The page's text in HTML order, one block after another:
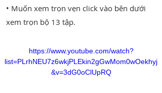
• Muốn xem trọn vẹn click vào bên dưới
xem trọn bộ 13 tập.
https://www.youtube.com/watch?
list=PLrhNEU7z6wkjPLEkin2gGwMom0wOekhyj
&v=3dG0oClUpRQ